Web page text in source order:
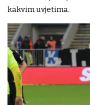
kakvim uvjetima.